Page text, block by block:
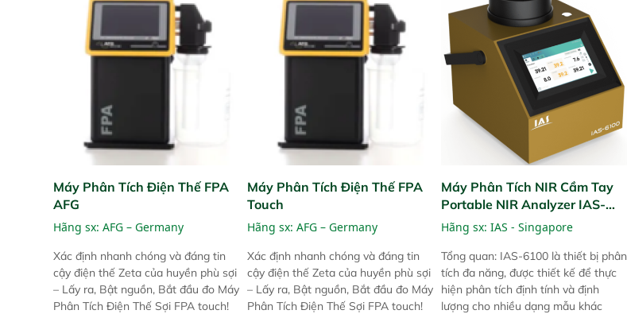
Máy Phân Tích Điện Thế FPA
AFG
Hãng sx: AFG – Germany
Xác định nhanh chóng và đáng tin
cậy điện thế Zeta của huyền phù sợi
– Lấy ra, Bật nguồn, Bắt đầu đo Máy
Phân Tích Điện Thế Sợi FPA touch!
Máy Phân Tích Điện Thế FPA
Touch
Hãng sx: AFG – Germany
Xác định nhanh chóng và đáng tin
cậy điện thế Zeta của huyền phù sợi
– Lấy ra, Bật nguồn, Bắt đầu đo Máy
Phân Tích Điện Thế Sợi FPA touch!
Máy Phân Tích NIR Cầm Tay
Portable NIR Analyzer IAS-
6100
Hãng sx: IAS - Singapore
Tổng quan: IAS-6100 là thiết bị phân
tích đa năng, được thiết kế để thực
hiện phân tích định tính và định
lượng cho nhiều dạng mẫu khác